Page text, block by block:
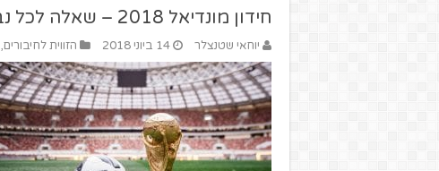
חידון מונדיאל 2018 – שאלה לכל נבחרת
יוחאי שטנצלר 14 ביוני 2018 הזווית לחיבורים,